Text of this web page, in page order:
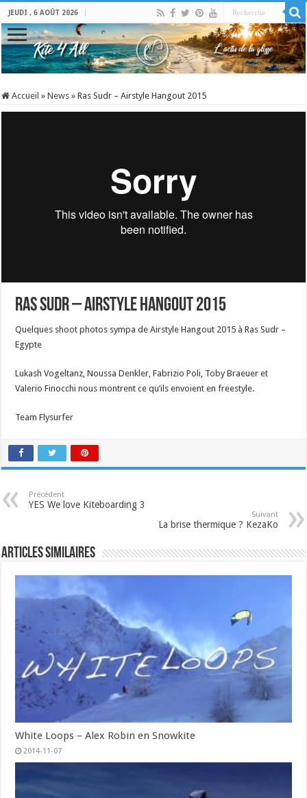
JEUDI , 6 AOÛT 2026
Accueil » News » Ras Sudr – Airstyle Hangout 2015
Ras Sudr – Airstyle Hangout 2015
Quelques shoot photos sympa de Airstyle Hangout 2015 à Ras Sudr –
Egypte
Lukash Vogeltanz, Noussa Denkler, Fabrizio Poli, Toby Braeuer et
Valerio Finocchi nous montrent ce qu’ils envoient en freestyle.
Team Flysurfer
Précédent
YES We love Kiteboarding 3
Suivant
La brise thermique ? KezaKo
Articles similaires
White Loops – Alex Robin en Snowkite
2014-11-07